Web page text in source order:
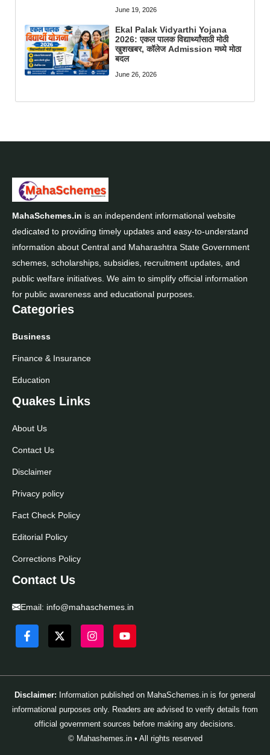
June 19, 2026
Ekal Palak Vidyarthi Yojana
2026: एकल पालक विद्यार्थ्यांसाठी मोठी
खुशखबर, कॉलेज Admission मध्ये मोठा
बदल
June 26, 2026
MahaSchemes.in is an independent informational website
dedicated to providing timely updates and easy-to-understand
information about Central and Maharashtra State Government
schemes, scholarships, subsidies, recruitment updates, and
public welfare initiatives. We aim to simplify official information
for public awareness and educational purposes.
Categories
Business
Finance & Insurance
Education
Quakes Links
About Us
Contact Us
Disclaimer
Privacy policy
Fact Check Policy
Editorial Policy
Corrections Policy
Contact Us
Email: info@mahaschemes.in
Disclaimer: Information published on MahaSchemes.in is for general
informational purposes only. Readers are advised to verify details from
official government sources before making any decisions.
© Mahashemes.in • All rights reserved